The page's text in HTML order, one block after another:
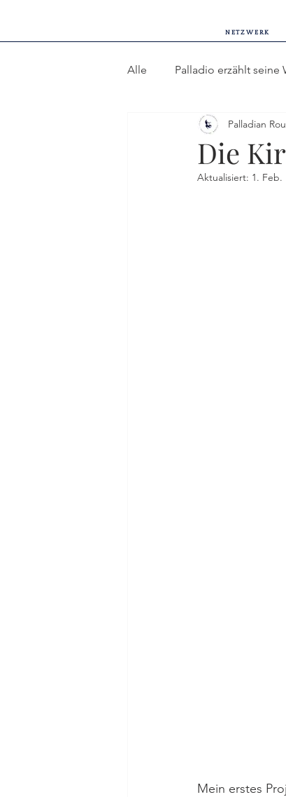
NETZWERK
Alle Palladio erzählt seine
Langsame Schritte und
Gäste der Zeit und
Die
Palladian
Aktualisiert: 1. Feb.
Mein erstes